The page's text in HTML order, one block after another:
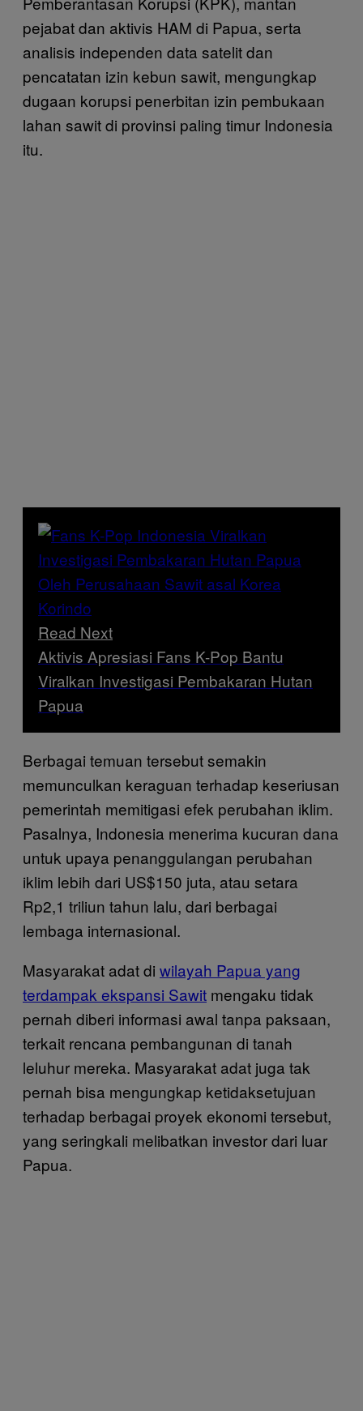
pejabat dan aktivis HAM di Papua, serta
analisis independen data satelit dan
pencatatan izin kebun sawit, mengungkap
dugaan korupsi penerbitan izin pembukaan
lahan sawit di provinsi paling timur Indonesia
itu.
Read Next
Aktivis Apresiasi Fans K-Pop Bantu
Viralkan Investigasi Pembakaran Hutan
Papua
Berbagai temuan tersebut semakin
memunculkan keraguan terhadap keseriusan
pemerintah memitigasi efek perubahan iklim.
Pasalnya, Indonesia menerima kucuran dana
untuk upaya penanggulangan perubahan
iklim lebih dari US$150 juta, atau setara
Rp2,1 triliun tahun lalu, dari berbagai
lembaga internasional.
Masyarakat adat di wilayah Papua yang
terdampak ekspansi Sawit mengaku tidak
pernah diberi informasi awal tanpa paksaan,
terkait rencana pembangunan di tanah
leluhur mereka. Masyarakat adat juga tak
pernah bisa mengungkap ketidaksetujuan
terhadap berbagai proyek ekonomi tersebut,
yang seringkali melibatkan investor dari luar
Papua.